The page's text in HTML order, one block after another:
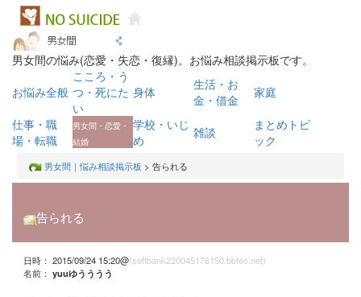
男女間の悩み(恋愛・失恋・復縁)。お悩み相談掲示板です。
お悩み全般
こころ・う
つ・死にた
い
身体
生活・お
金・借金
家庭
仕事・職
場・転職
男女間・恋愛・
結婚
学校・いじ
め
雑談
まとめトピ
ック
男女間｜悩み相談掲示板 > 告られる
告られる
日時： 2015/09/24 15:20@(softbank220045176150.bbtec.net)
名前： yuuゆうううう